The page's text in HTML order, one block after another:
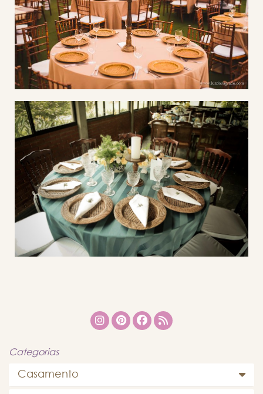
Categorias
Casamento